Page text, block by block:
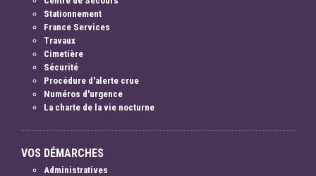
Stationnement
France Services
Travaux
Cimetière
Sécurité
Procédure d'alerte crue
Numéros d'urgence
La charte de la vie nocturne
VOS DÉMARCHES
Administratives